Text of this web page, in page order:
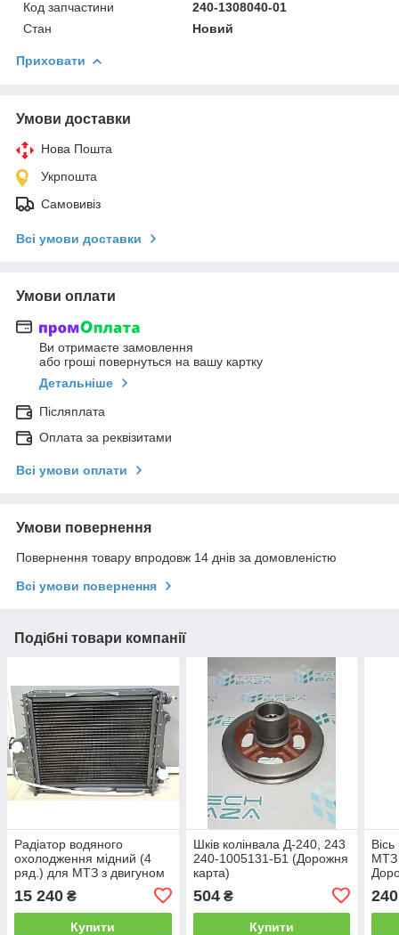
Код запчастини
240-1308040-01
Стан
Новий
Приховати
Умови доставки
Нова Пошта
Укрпошта
Самовивіз
Всі умови доставки
Умови оплати
Ви отримаєте замовлення
або гроші повернуться на вашу картку
Детальніше
Післяплата
Оплата за реквізитами
Всі умови оплати
Умови повернення
Повернення товару впродовж 14 днів за домовленістю
Всі умови повернення
Подібні товари компанії
Радіатор водяного
охолодження мідний (4
ряд.) для МТЗ з двигуном
Д-240, 70У.1301.010-01С
15 240 ₴
Купити
Шків колінвала Д-240, 243
240-1005131-Б1 (Дорожня
карта)
504₴
Купити
МТЗ
240